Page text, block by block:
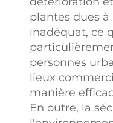
plantes dues
inadéquat, ce
personnes
lieux
manière
En outre, la